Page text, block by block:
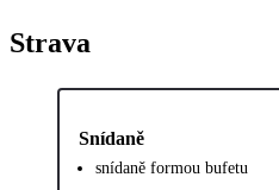
Strava
Snídaně
snídaně formou bufetu